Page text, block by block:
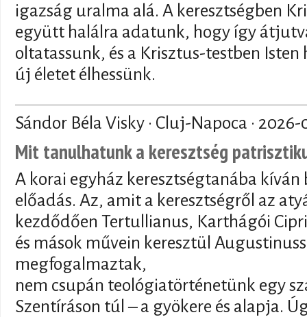
igazság uralma alá. A keresztségben
együtt halálra adatunk, hogy így
oltatassunk, és a Krisztus-testben
új életet élhessünk.
Sándor Béla Visky · Cluj-Napoca · 2026-
Mit tanulhatunk a keresztség
A korai egyház keresztségtanába
előadás. Az, amit a keresztségről az
kezdődően Tertullianus, Karthágói
és mások művein keresztül
megfogalmaztak,
nem csupán teológiatörténetünk egy
Szentíráson túl – a gyökere és alapja.